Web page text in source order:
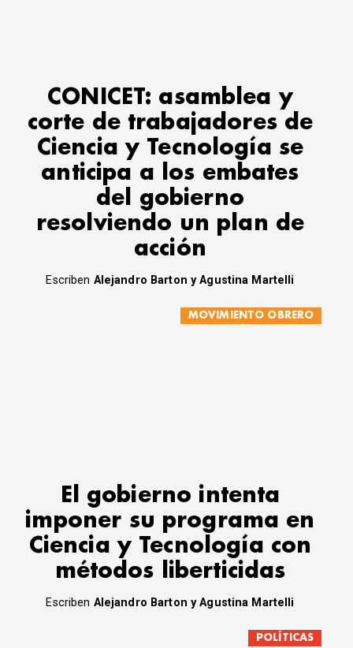
CONICET: asamblea y
corte de trabajadores de
Ciencia y Tecnología se
anticipa a los embates
del gobierno
resolviendo un plan de
acción
Escriben Alejandro Barton y Agustina Martelli
MOVIMIENTO OBRERO
El gobierno intenta
imponer su programa en
Ciencia y Tecnología con
métodos liberticidas
Escriben Alejandro Barton y Agustina Martelli
POLÍTICAS